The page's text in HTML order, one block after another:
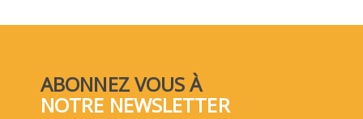
ABONNEZ VOUS À
NOTRE NEWSLETTER